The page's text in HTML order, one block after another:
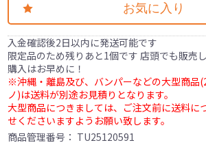
お気に入り
入金確認後2日以内に発送可能です
限定品のため残りあと1個です 店頭でも販売
購入はお早めに！
※沖縄・離島及び、バンパーなどの大型商品
ノ)は送料が別途お見積りとなります。
大型商品につきましては、ご注文前に送料に
せくださいますようお願い致します。
商品管理番号： TU25120591